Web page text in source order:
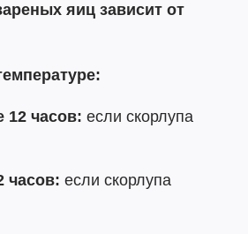
яиц зависит от
12 часов: если скорлупа
часов: если скорлупа